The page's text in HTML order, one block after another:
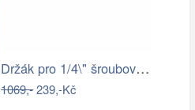
Držák pro 1/4\" šroubováky a nástrčné…
1069,-239,-Kč